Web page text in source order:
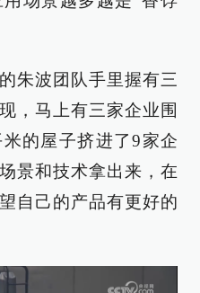
朱波团队手里握有三
，马上有三家企业围
的屋子挤进了9家企
景和技术拿出来，在
自己的产品有更好的